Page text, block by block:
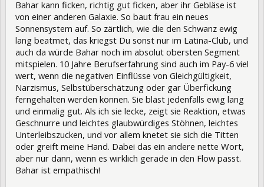
Bahar kann ficken, richtig gut ficken, aber ihr Gebläse ist
von einer anderen Galaxie. So baut frau ein neues
Sonnensystem auf. So zärtlich, wie die den Schwanz ewig
lang beatmet, das kriegst Du sonst nur im Latina-Club, und
auch da würde Bahar noch im absolut obersten Segment
mitspielen. 10 Jahre Berufserfahrung sind auch im Pay-6 viel
wert, wenn die negativen Einflüsse von Gleichgültigkeit,
Narzismus, Selbstüberschätzung oder gar Überfickung
ferngehalten werden können. Sie bläst jedenfalls ewig lang
und einmalig gut. Als ich sie lecke, zeigt sie Reaktion, etwas
Geschnurre und leichtes glaubwürdiges Stöhnen, leichtes
Unterleibszucken, und vor allem knetet sie sich die Titten
oder greift meine Hand. Dabei das ein andere nette Wort,
aber nur dann, wenn es wirklich gerade in den Flow passt.
Bahar ist empathisch!